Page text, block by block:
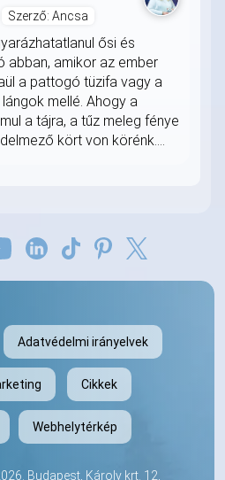
Szerző: Ancsa
ősi és
abban, amikor az ember
a pattogó tüzifa vagy a
mellé. Ahogy a
a tájra, a tűz meleg fénye
kört von körénk....
Adatvédelmi irányelvek
Cikkek
Webhelytérkép
Budapest, Károly krt. 12,